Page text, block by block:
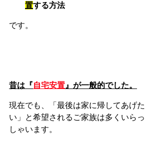
置する方法
です。
昔は『自宅安置 』が一般的でした。
現在でも、「最後は家に帰してあげた
い」と希望されるご家族は多くいらっ
しゃいます。